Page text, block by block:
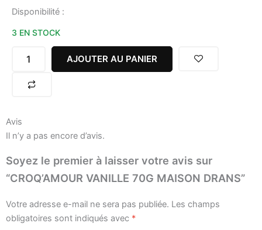
Disponibilité :
3 EN STOCK
quantité
CROQ'AMOUR
DRANS
AJOUTER AU PANIER
Avis
Il n’y a pas encore d’avis.
Soyez le premier à laisser votre avis sur
“CROQ’AMOUR VANILLE 70G MAISON DRANS”
Votre adresse e-mail ne sera pas publiée. Les champs
obligatoires sont indiqués avec *